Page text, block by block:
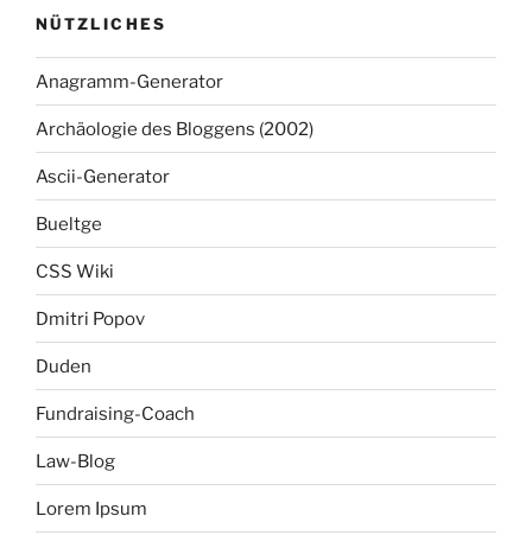
NÜTZLICHES
Anagramm-Generator
Archäologie des Bloggens (2002)
Ascii-Generator
Bueltge
CSS Wiki
Dmitri Popov
Duden
Fundraising-Coach
Law-Blog
Lorem Ipsum